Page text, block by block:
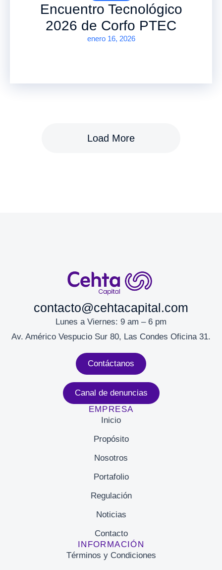
Encuentro Tecnológico
2026 de Corfo PTEC
enero 16, 2026
Load More
contacto@cehtacapital.com
Lunes a Viernes: 9 am – 6 pm
Av. Américo Vespucio Sur 80, Las Condes Oficina 31.
Contáctanos
Canal de denuncias
EMPRESA
Inicio
Propósito
Nosotros
Portafolio
Regulación
Noticias
Contacto
INFORMACIÓN
Términos y Condiciones